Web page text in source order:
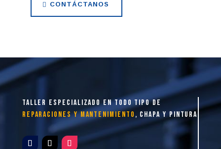
CONTÁCTANOS
taller especializado en todo tipo de
reparaciones y mantenimiento , chapa y pintura